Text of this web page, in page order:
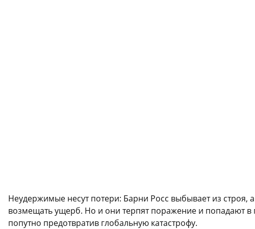
Неудержимые несут потери: Барни Росс выбывает из
возмещать ущерб. Но и они терпят поражение и попадают в
попутно предотвратив глобальную катастрофу.